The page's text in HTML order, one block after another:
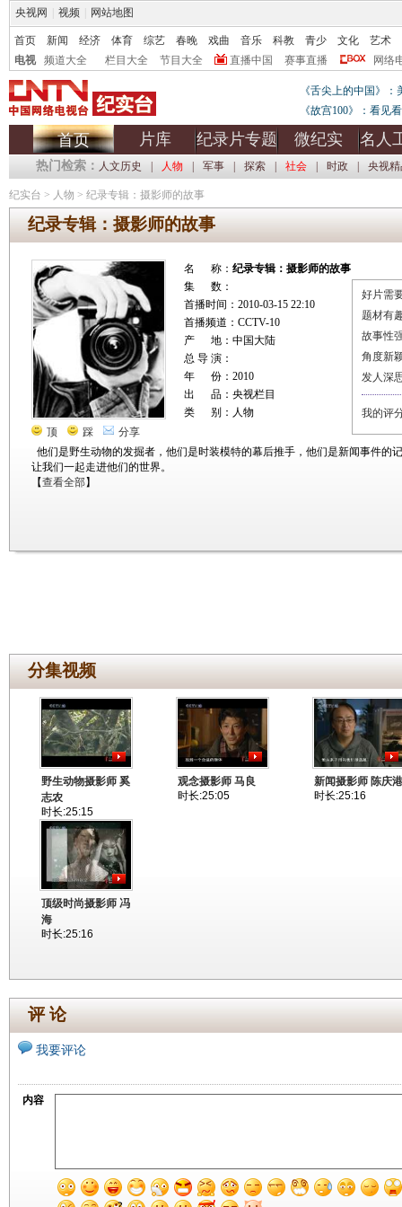
央视网 视频 网站地图
首页 新闻 经济 体育 综艺 春晚 戏曲 音乐 科教 青少 文化
艺术
电视
频道大全 栏目大全 节目大全 直播中国 赛事直播 网络
《舌尖上的中国》
《故宫100》：看见
首页 片库 纪录片专题 微纪实 名人
热门检索： 人文历史 人物 军事 探索 社会 时政 央视
纪实台 > 人物 > 纪录专辑：摄影师的故事
纪录专辑：摄影师的故事
顶 踩 分享
名 称： 纪录专辑：摄影师的故事
集 数：
首播时间：2010-03-15 22:10
首播频道：CCTV-10
产 地：中国大陆
总 导 演：
年 份：2010
出 品：央视栏目
类 别：人物
他们是野生动物的发掘者，他们是时装模特的幕后推手，他们是新闻事件的
让我们一起走进他们的世界。
【查看全部】
好片需
题材有
故事性
角度新
发人深
我的评
分集视频
野生动物摄影师 奚
志农
时长:25:15
观念摄影师 马良
时长:25:05
新闻摄影师 陈庆港
时长:25:16
顶级时尚摄影师 冯
海
时长:25:16
评 论
我要评论
内容